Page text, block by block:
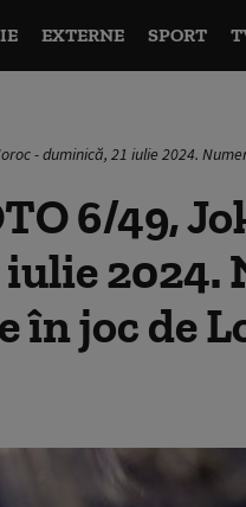
EXTERNE SPORT
- duminică, 21 iulie 2024.
6/49,
2024.
în joc de